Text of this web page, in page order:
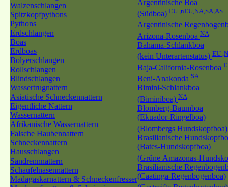
Walzenschlangen
Spitzkopfpythons
Pythons
Erdschlangen
Boas
Erdboas
Bolyerschlangen
Rollschlangen
Blindschlangen
Wassertrugnattern
Asiatische Schneckennattern
Eigentliche Nattern
Wassernattern
Afrikanische Wassernattern
Falsche Haubennattern
Schneckennattern
Hausschlangen
Sandrennnattern
Schaufelnasennattern
Madagaskarnattern & Schneckenfresser
Argentinische Boa
(Südboa) EU ,nEU,NA,SA,AS
Argentinische
Arizona-Rosenboa NA
Bahama-Schlankboa
(kein Unterartenstatus) EU
Baja-California-Rosenboa
Beni-Anakonda SA
Bimini-Schlankboa
(Biminiboa) NA
Blomberg-Baumboa
(Ekuador-Ringelboa)
(Blombergs
Brasilianische
(Bates-Hundskopfboa)
(Grüne Amazonas-
Brasilianische
(Caatinga-Regenbogenboa)